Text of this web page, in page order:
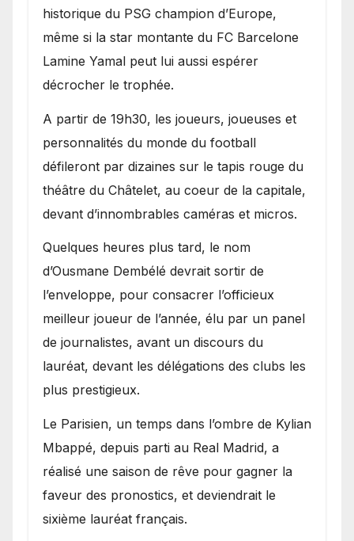
historique du PSG champion d’Europe,
même si la star montante du FC Barcelone
Lamine Yamal peut lui aussi espérer
décrocher le trophée.
A partir de 19h30, les joueurs, joueuses et
personnalités du monde du football
défileront par dizaines sur le tapis rouge du
théâtre du Châtelet, au coeur de la capitale,
devant d’innombrables caméras et micros.
Quelques heures plus tard, le nom
d’Ousmane Dembélé devrait sortir de
l’enveloppe, pour consacrer l’officieux
meilleur joueur de l’année, élu par un panel
de journalistes, avant un discours du
lauréat, devant les délégations des clubs les
plus prestigieux.
Le Parisien, un temps dans l’ombre de Kylian
Mbappé, depuis parti au Real Madrid, a
réalisé une saison de rêve pour gagner la
faveur des pronostics, et deviendrait le
sixième lauréat français.